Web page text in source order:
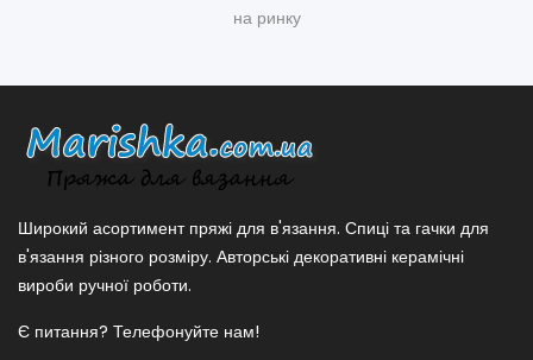
на ринку
Широкий асортимент пряжі для в'язання. Спиці та гачки для
в'язання різного розміру. Авторські декоративні керамічні
вироби ручної роботи.
Є питання? Телефонуйте нам!